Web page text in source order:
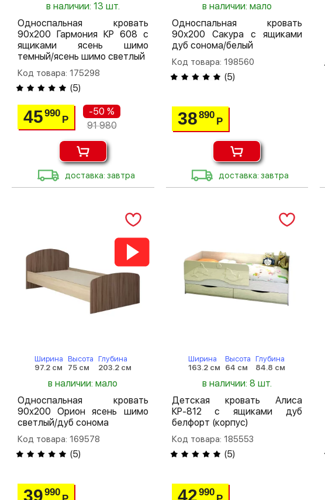
в наличии: 13 шт.
Односпальная кровать
90х200 Гармония КР 608 с
ящиками ясень шимо
темный/ясень шимо светлый
Код товара: 175298
(5)
45990
Р
-50 %
91 980
доставка: завтра
в наличии: мало
Односпальная кровать
90х200 Сакура с ящиками
дуб сонома/белый
Код товара: 198560
(5)
38890
Р
доставка: завтра
Ширина
97.2 см
Высота
75 см
Глубина
203.2 см
в наличии: мало
Односпальная кровать
90х200 Орион ясень шимо
светлый/дуб сонома
Код товара: 169578
(5)
39990
Ширина
163.2 см
Высота
64 см
Глубина
84.8 см
в наличии: 8 шт.
Детская кровать Алиса
КР-812 с ящиками дуб
белфорт (корпус)
Код товара: 185553
(5)
42990